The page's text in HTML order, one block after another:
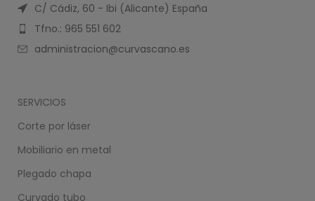
C/ Cádiz, 60 - Ibi (Alicante) España
Tfno.: 965 551 602
administracion@curvascano.es
SERVICIOS
Corte por láser
Mobiliario en metal
Plegado chapa
Curvado tubo